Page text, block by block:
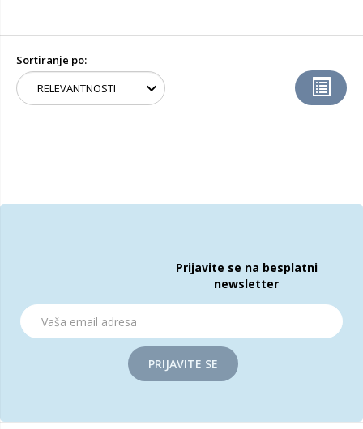
Sortiranje po:
Prijavite se na besplatni
newsletter
PRIJAVITE SE